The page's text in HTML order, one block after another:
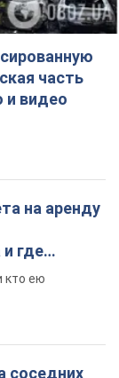
часть
и видео
на аренду
где
кто ею
соседних